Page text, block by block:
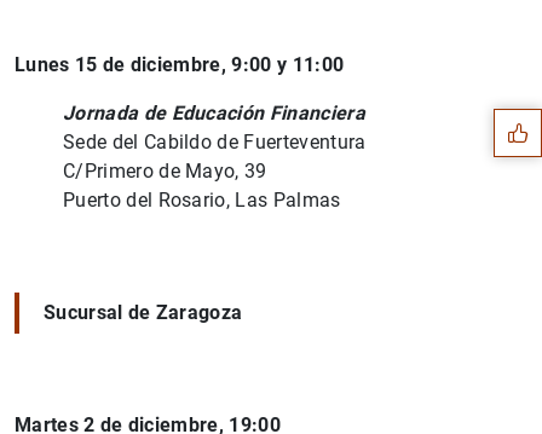
Lunes 15 de diciembre, 9:00 y 11:00
Jornada de Educación Financiera
Sede del Cabildo de Fuerteventura
C/Primero de Mayo, 39
Puerto del Rosario, Las Palmas
Sucursal de Zaragoza
Martes 2 de diciembre, 19:00
Sugerencias